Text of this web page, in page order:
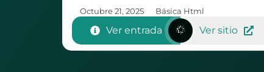
Octubre 21, 2025 Básica Html
Ver entrada Ver sitio